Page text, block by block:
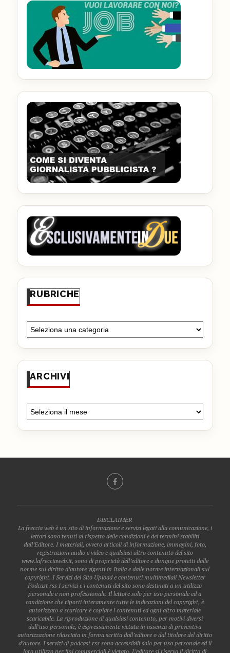
RUBRICHE
ARCHIVI
DISCLAIMER
La freccia web è un sito di informazione e servizi legati alla comunicazione, i
lettori sono tenuti al rispetto delle condizioni e dei termini stabiliti
dall’Editore. I materiali, ovvero articoli di informazione, immagini, foto,
registrazioni audio e video e qualsiasi altro contenuto del sito
www.lafrecciaweb.it, sono di proprietà dell’editore e dunque protetti dalle
norme sul diritto d’autore vigenti in Italia e dalle norme internazionali sul
copyright. I Servizi del Sito Upload e contenuti multimediali Newsletter
Podcast rss I servizi e i contenuti del sito sono destinati a un utilizzo
personale e non professionale. Il lettore solo per uso personale ed a
condizione che riporti interamente tutte le indicazioni del copyright, è
autorizzato a scaricare e copiare i contenuti ed ogni altro materiale
scaricabile. La riproduzione di qualsiasi contenuto, per motivi diversi
dall’uso personale, è espressamente vietata in assenza di preventiva
autorizzazione rilasciata in forma scritta dall’editore o dal titolare del diritto
d’autore. I servizi di podcast rss sono accessibili solo per uso personale ed il
loro utilizzo per fini commerciali è vietato. L’editore si riserva il diritto di